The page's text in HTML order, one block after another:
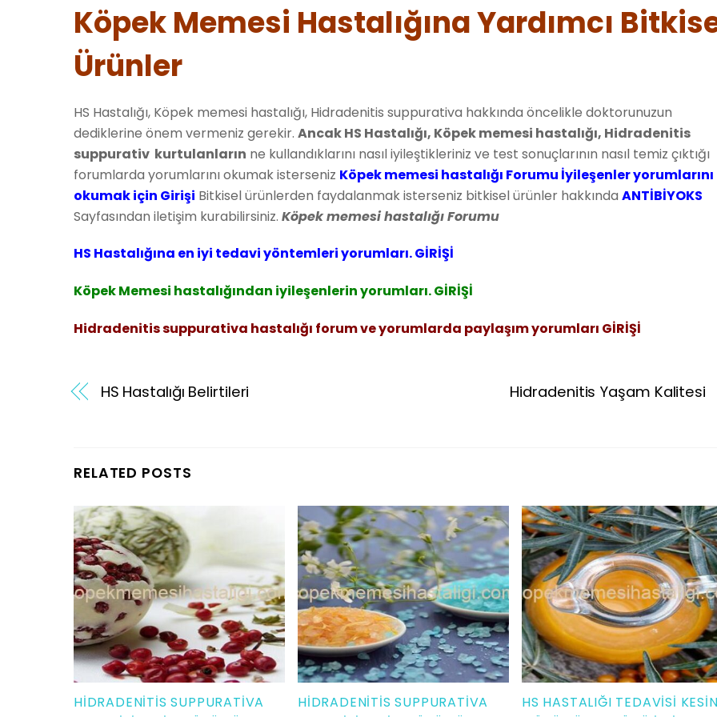
Köpek Memesi Hastalığına Yardımcı
Ürünler
HS Hastalığı, Köpek memesi hastalığı, Hidradenitis suppurativa hakkında öncelikle doktorunuzun
dediklerine önem vermeniz gerekir. Ancak HS Hastalığı, Köpek memesi hastalığı, Hidradenitis
suppurativ kurtulanların ne kullandıklarını nasıl iyileştikleriniz ve test sonuçlarının nasıl temiz çıktığı
forumlarda yorumlarını okumak isterseniz Köpek memesi hastalığı Forumu İyileşenler yorumlarını
okumak için Girişi Bitkisel ürünlerden faydalanmak isterseniz bitkisel ürünler hakkında ANTİBİYOKS
Sayfasından iletişim kurabilirsiniz. Köpek memesi hastalığı Forumu
HS Hastalığına en iyi tedavi yöntemleri yorumları. GİRİŞİ
Köpek Memesi hastalığından iyileşenlerin yorumları. GİRİŞİ
Hidradenitis suppurativa hastalığı forum ve yorumlarda paylaşım yorumları GİRİŞİ
HS Hastalığı Belirtileri Hidradenitis Yaşam Kalitesi
RELATED POSTS
HIDRADENITIS SUPPURATIVA
HIDRADENITIS SUPPURATIVA
HS HASTALIĞI TEDAVISI